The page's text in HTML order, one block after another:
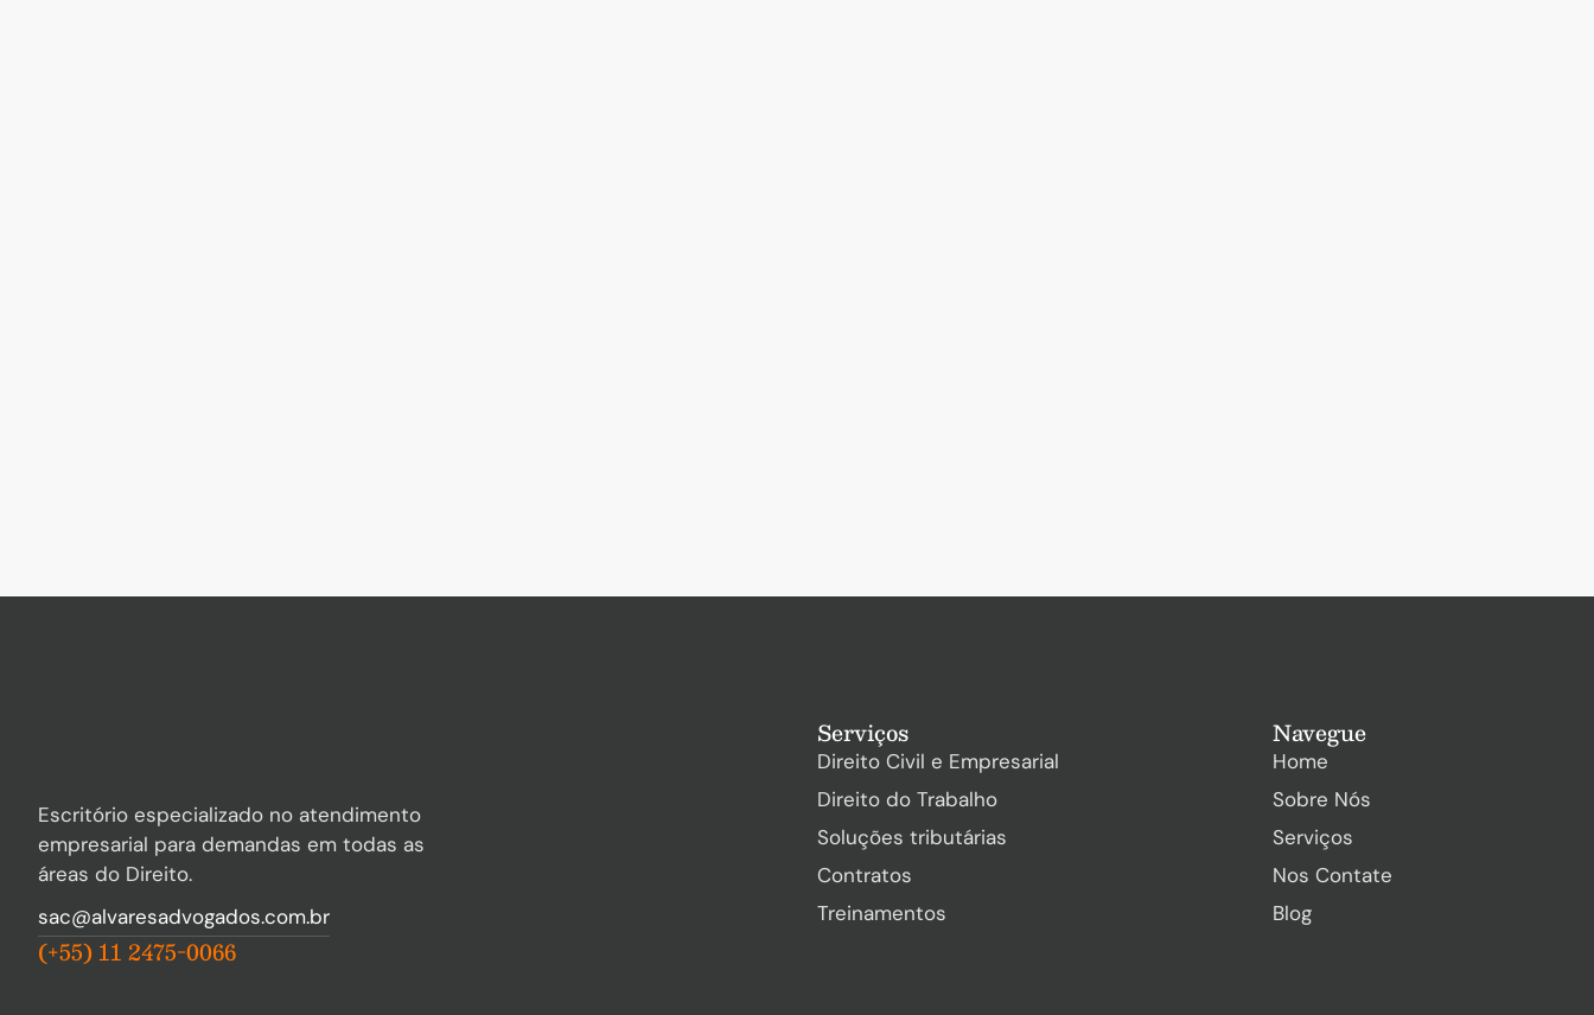
Escritório especializado no atendimento
empresarial para demandas em todas as
áreas do Direito.
sac@alvaresadvogados.com.br
(+55) 11 2475-0066
Serviços
Direito Civil e Empresarial
Direito do Trabalho
Soluções tributárias
Contratos
Treinamentos
Navegue
Home
Sobre Nós
Serviços
Nos Contate
Blog